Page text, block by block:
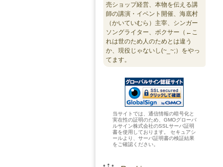
売ショップ経営、本物を伝える講
師の講演・イベント開催、海底村
（かいていむら）主宰、シンガー
ソングライター、ボクサー（←こ
れは世のため人のためとは違う
か、現役じゃないし(~_~;）をやっ
てます。
当サイトでは、通信情報の暗号化と
実在性の証明のため、GMOグローバ
ルサイン株式会社のSSLサーバ証明
書を使用しております。 セキュアシ
ールより、サーバ証明書の検証結果
をご確認ください。